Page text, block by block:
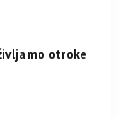
otroke